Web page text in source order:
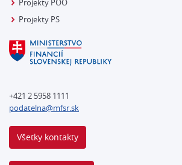
Projekty POO
Projekty PS
+421 2 5958 1111
podatelna@mfsr.sk
Všetky kontakty